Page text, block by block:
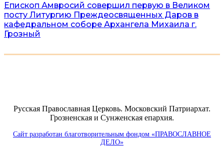
Епископ Амвросий совершил первую в Великом
посту Литургию Преждеосвященных Даров в
кафедральном соборе Архангела Михаила г.
Грозный
Русская Православная Церковь. Московский Патриархат.
Грозненская и Сунженская епархия.
Сайт разработан благотворительным фондом «ПРАВОСЛАВНОЕ
ДЕЛО»